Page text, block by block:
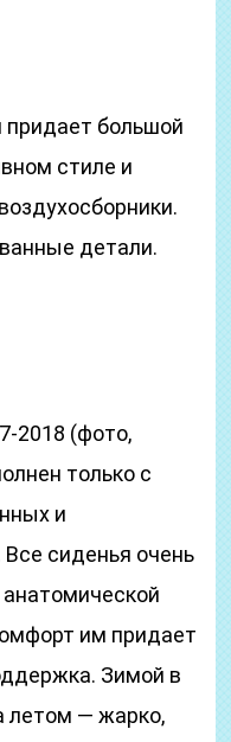
большой
стиле и
детали.
2018 (фото,
только с
и
сиденья очень
им придает
Зимой в
летом — жарко,